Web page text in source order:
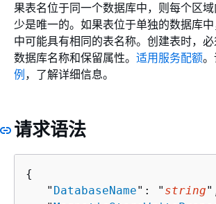
果表名位于同一个数据库中，则每个区
少是唯一的。如果表位于单独的数据库
中可能具有相同的表名称。创建表时，必
数据库名称和保留属性。 适用服务配额。
例 ，了解详细信息。
请求语法
{
   "
DatabaseName": " string